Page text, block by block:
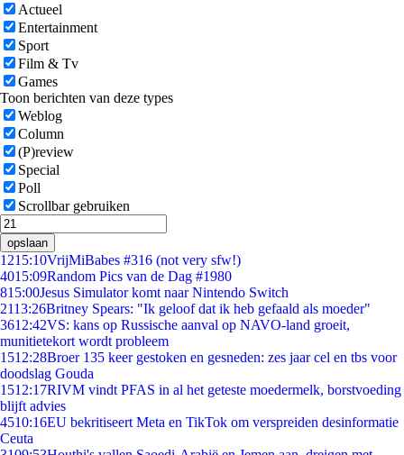
Actueel
Entertainment
Sport
Film & Tv
Games
Toon berichten van deze types
Weblog
Column
(P)review
Special
Poll
Scrollbar gebruiken
opslaan
1215:10VrijMiBabes #316 (not very sfw!)
4015:09Random Pics van de Dag #1980
815:00Jesus Simulator komt naar Nintendo Switch
2113:26Britney Spears: "Ik geloof dat ik heb gefaald als moeder"
3612:42VS: kans op Russische aanval op NAVO-land groeit,
munitietekort wordt probleem
1512:28Broer 135 keer gestoken en gesneden: zes jaar cel en tbs voor
doodslag Gouda
1512:17RIVM vindt PFAS in al het geteste moedermelk, borstvoeding
blijft advies
4510:16EU bekritiseert Meta en TikTok om verspreiden desinformatie
Ceuta